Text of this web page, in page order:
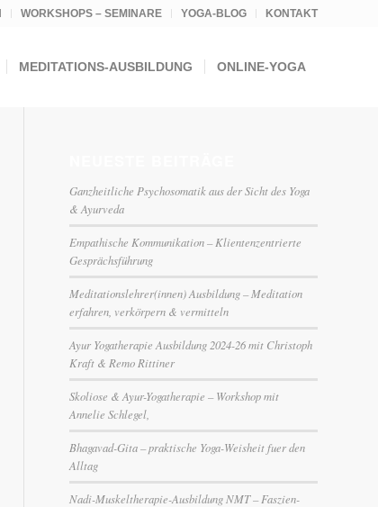
WORKSHOPS – SEMINARE YOGA-BLOG KONTAKT
MEDITATIONS-AUSBILDUNG ONLINE-YOGA
Ganzheitliche Psychosomatik aus der Sicht des Yoga
& Ayurveda
Empathische Kommunikation – Klientenzentrierte
Gesprächsführung
Meditationslehrer(innen) Ausbildung – Meditation
erfahren, verkörpern & vermitteln
Ayur Yogatherapie Ausbildung 2024-26 mit Christoph
Kraft & Remo Rittiner
Skoliose & Ayur-Yogatherapie – Workshop mit
Annelie Schlegel,
Bhagavad-Gita – praktische Yoga-Weisheit fuer den
Alltag
Nadi-Muskeltherapie-Ausbildung NMT – Faszien-